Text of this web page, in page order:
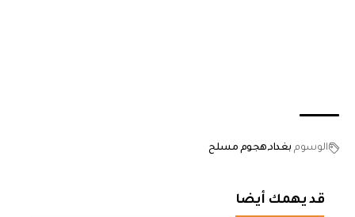
الوسوم بغداد هجوم مسلح
قد يهمك أيضا